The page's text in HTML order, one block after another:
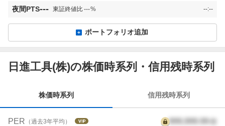
夜間PTS--- 東証終値比---% --:--
ポートフォリオ追加
日進工具(株)の株価時系列・信用残時系列
列
株価時系列 信用残時系列
PER （過去3年平均） 999,999.99